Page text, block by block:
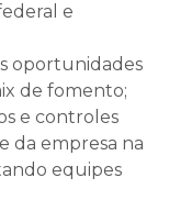
e
oportunidades
de fomento;
e controles
da empresa na
equipes